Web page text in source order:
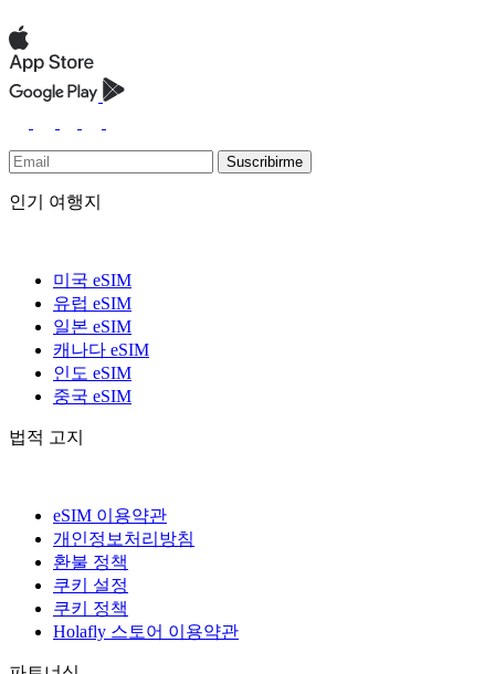
Suscribirme
인기 여행지
미국 eSIM
유럽 eSIM
일본 eSIM
캐나다 eSIM
인도 eSIM
중국 eSIM
법적 고지
eSIM 이용약관
개인정보처리방침
환불 정책
쿠키 설정
쿠키 정책
Holafly 스토어 이용약관